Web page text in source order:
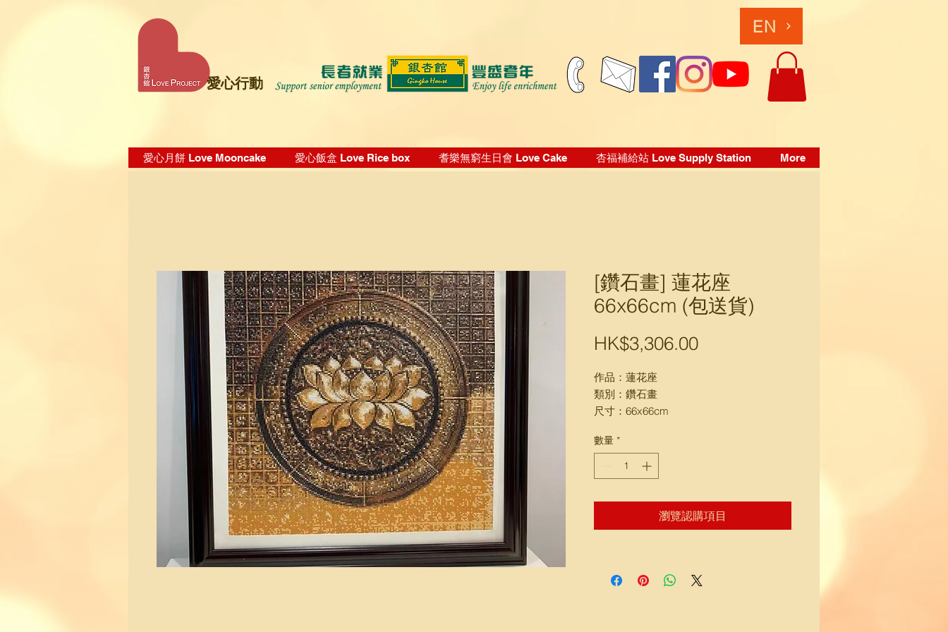
愛心行動
EN
愛心月餅 Love Mooncake 愛心飯盒 Love Rice box 耆樂無窮生日會 Love Cake 杏福補給站 Love Supply Station More
[鑽石畫] 蓮花座
66x66cm (包送貨)
HK$3,306.00價
作品：蓮花座
類別：鑽石畫
尺寸：66x66cm
數量 *
瀏覽認購項目